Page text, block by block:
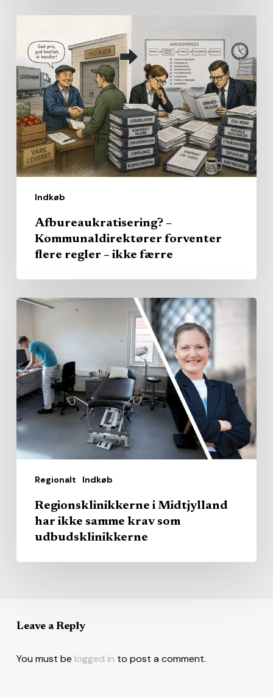
Indkøb
Kommunaldirektører
forventer
flere
regler
–
ikke
færre
Afbureaukratisering? –
Kommunaldirektører forventer
flere regler – ikke færre
Regionalt Indkøb
Regionsklinikkerne
Midtjylland
har
ikke
samme
krav
som
udbudsklinikkerne
Regionsklinikkerne i Midtjylland
har ikke samme krav som
udbudsklinikkerne
Leave a Reply
You must be logged in to post a comment.